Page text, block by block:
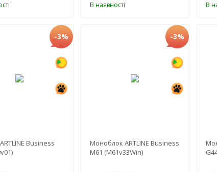
В наявності В
-3%
Business
-3%
Моноблок ARTLINE Business
M61 (M61v33Win)